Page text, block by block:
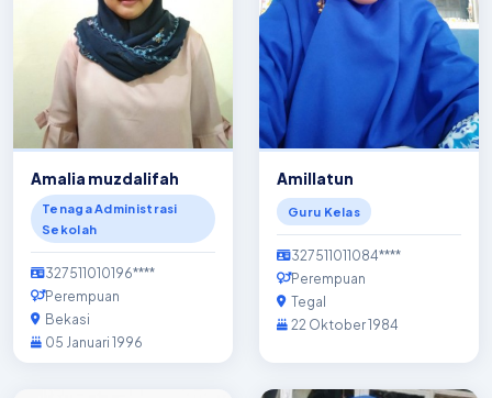
Amalia muzdalifah
Tenaga Administrasi
Sekolah
327511010196****
Perempuan
Bekasi
05 Januari 1996
Amillatun
Guru Kelas
327511011084****
Perempuan
Tegal
22 Oktober 1984